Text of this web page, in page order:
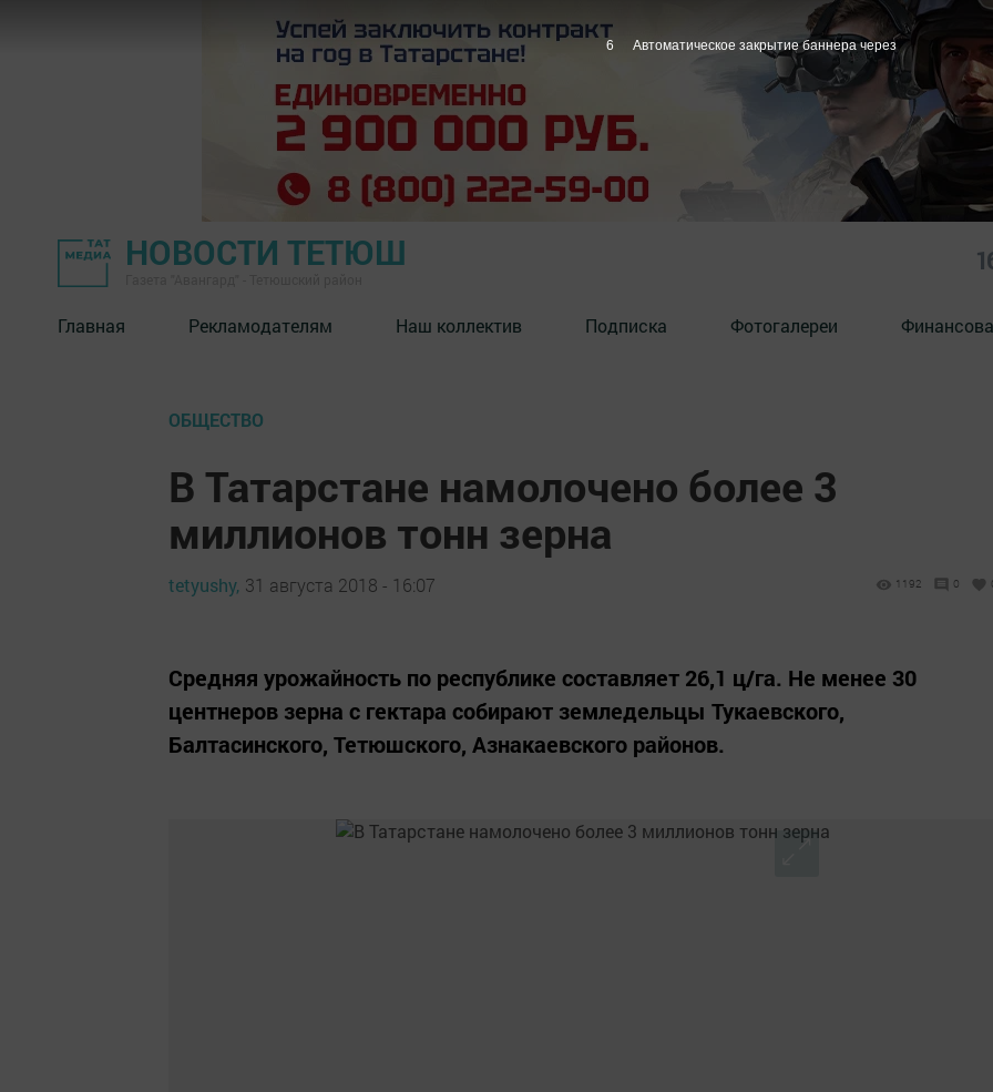
НОВОСТИ ТЕТЮШ
Главная Рекламодателям Наш коллектив Подписка Фотогалереи
ОБЩЕСТВО
В Татарстане намолочено более 3
миллионов тонн зерна
tetyushy, 31 августа 2018 - 16:07 1192 0
Средняя урожайность по республике составляет 26,1 ц/га. Не менее 30
центнеров зерна с гектара собирают земледельцы Тукаевского,
Балтасинского, Тетюшского, Азнакаевского районов.
5 Автоматическое закрытие баннера через